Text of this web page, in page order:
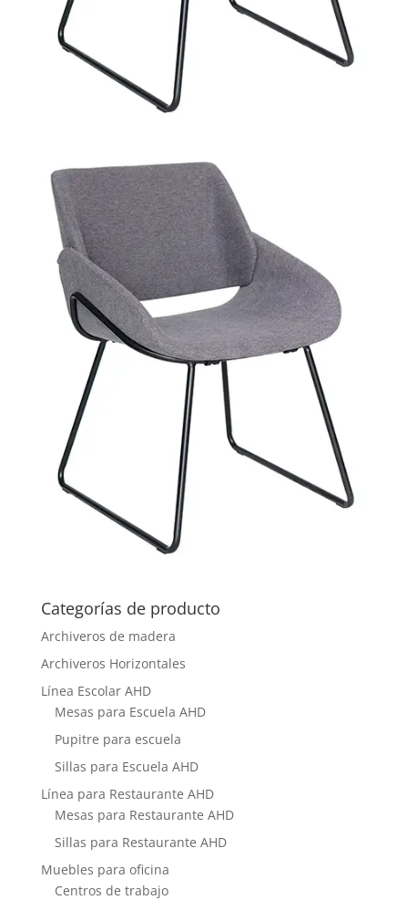
Categorías de producto
Archiveros de madera
Archiveros Horizontales
Línea Escolar AHD
Mesas para Escuela AHD
Pupitre para escuela
Sillas para Escuela AHD
Línea para Restaurante AHD
Mesas para Restaurante AHD
Sillas para Restaurante AHD
Muebles para oficina
Centros de trabajo